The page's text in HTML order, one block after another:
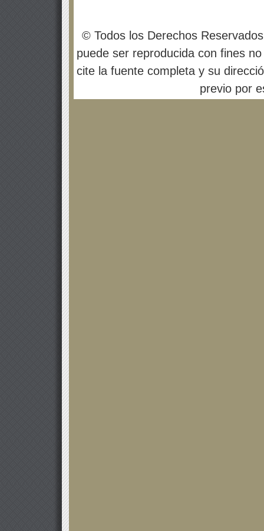
© Todos los Derechos
puede ser reproducida con fines
cite la fuente completa y su
previo por